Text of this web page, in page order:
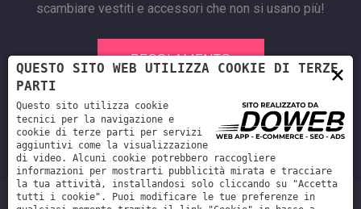
scambiare vestiti e accessori che non si usano più!
REGOLAMENTO
Swap in the city di Zumbo Roberta - C.F.
×
QUESTO SITO WEB UTILIZZA COOKIE DI TERZE
PARTI
Questo sito utilizza cookie
tecnici per la navigazione e
cookie di terze parti per servizi
aggiuntivi come la visualizzazione
di video. Alcuni cookie potrebbero raccogliere
informazioni per mostrarti pubblicità mirata e tracciare
la tua attività, installandosi solo cliccando su "Accetta
tutti i cookie". Puoi modificare le tue preferenze in